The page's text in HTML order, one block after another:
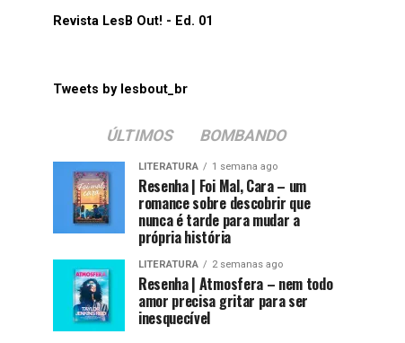
Revista LesB Out! - Ed. 01
Tweets by lesbout_br
ÚLTIMOS BOMBANDO
LITERATURA 1 semana ago
Resenha | Foi Mal, Cara – um
romance sobre descobrir que
nunca é tarde para mudar a
própria história
LITERATURA 2 semanas ago
Resenha | Atmosfera – nem todo
amor precisa gritar para ser
inesquecível